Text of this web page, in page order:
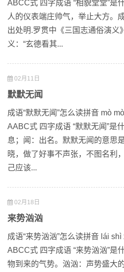
ABCC式 四字成语 “相貌堂堂”是
人的仪表端庄帅气，举止大方。
出处明.罗贯中《三国志通俗演义
义：“玄德看其...
02月11日
默默无闻
成语“默默无闻”怎么读拼音 mò
AABC式 四字成语 “默默无闻”是
息；闻：出名。默默无闻的意思
晓，做了好事不声张，不图名利
己应该...
02月18日
来势汹汹
成语“来势汹汹”怎么读拼音 lái
ABCC式 四字成语 “来势汹汹”是
物到来的气势。汹汹：声势盛大